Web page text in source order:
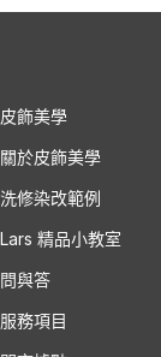
皮飾美學
關於皮飾美學
洗修染改範例
Lars 精品小教室
問與答
服務項目